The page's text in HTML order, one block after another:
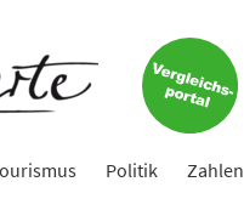
Politik Zahlen